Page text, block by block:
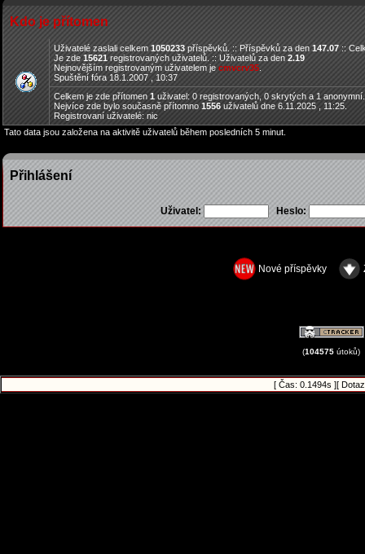
Kdo je přítomen
Uživatelé zaslali celkem1050233příspěvků. :: Příspěvků za den147.07::
Je zde15621 registrovaných uživatelů. :: Uživatelů za den2.19
Nejnovějším registrovaným uživatelem jecmvcrv35.
Spuštění fóra 18.1.2007 , 10:37
Celkem je zde přítomen 1 uživatel: 0 registrovaných, 0 skrytých a 1
Nejvíce zde bylo současně přítomno 1556 uživatelů dne 6.11.2025 , 11:25.
Registrovaní uživatelé: nic
Tato data jsou založena na aktivitě uživatelů během posledních 5 minut.
Přihlášení
Uživatel: Heslo:
Nové příspěvky
(104575 útoků)
[ Čas: 0.1494s ][